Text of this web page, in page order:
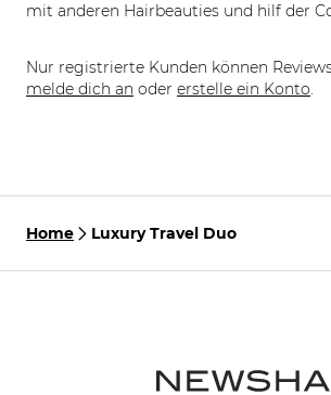
mit anderen Hairbeauties und hilf der
Nur registrierte Kunden können
melde dich an oder erstelle ein Konto.
Home Luxury Travel Duo